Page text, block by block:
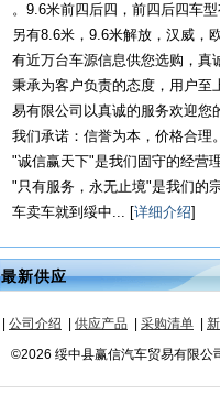
。9.6米前四后四，前四后四车
另有8.6米，9.6米解放，汉威，
有近万台车源信息供您选购，真
秉承为客户负责的态度，用户至
易有限公司以真诚的服务欢迎您
我们承诺：信誉为本，价格合理
"诚信赢天下"是我们固守的经营
"只有服务，永无止境"是我们的
车卖车就到绥中... [详细介绍]
最新供应
公司介绍 供应产品 采购清单
©2026 绥中县赢信汽车贸易有限